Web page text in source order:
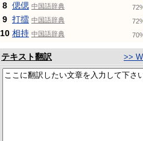
8 偲偲 中国語辞典
9 打擂 中国語辞典
10 相持 中国語辞典
テキスト翻訳 >>